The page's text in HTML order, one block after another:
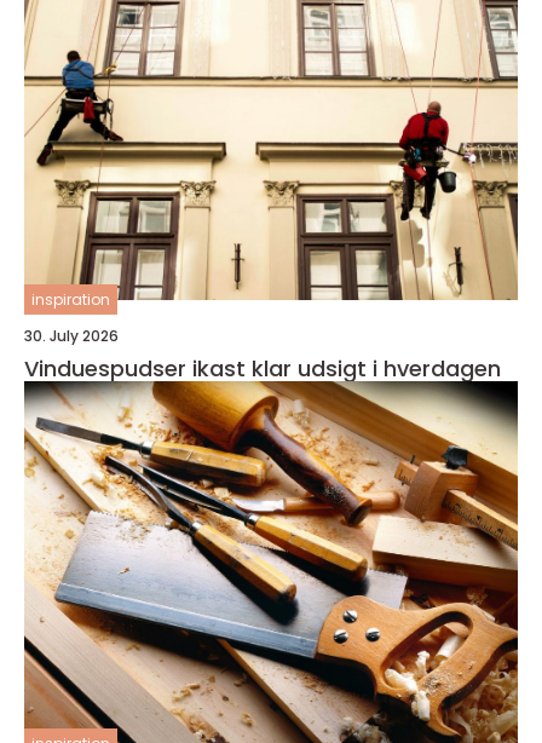
inspiration
30. July 2026
Vinduespudser ikast klar udsigt i hverdagen